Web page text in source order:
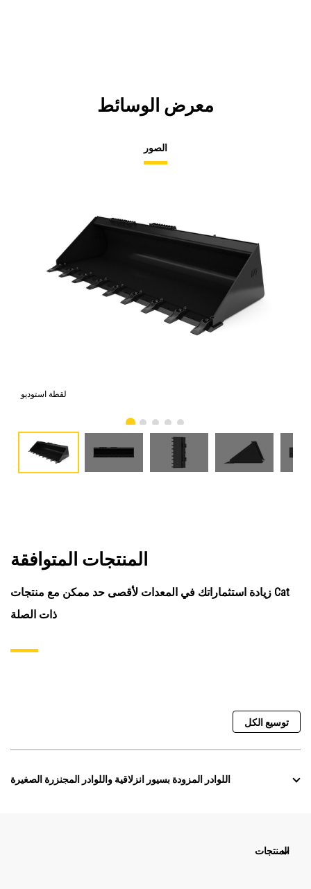
معرض الوسائط
الصور
لقطة استوديو
المنتجات المتوافقة
زيادة استثماراتك في المعدات لأقصى حد ممكن مع منتجات Cat
ذات الصلة
توسيع الكل
اللوادر المزودة بسيور انزلاقية واللوادر المجنزرة الصغيرة
المنتجات